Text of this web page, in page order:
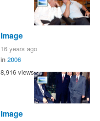
Image
16 years ago
in 2006
8,916 views
Image